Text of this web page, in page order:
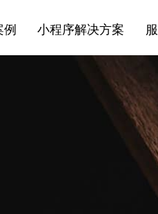
例 小程序解决方案